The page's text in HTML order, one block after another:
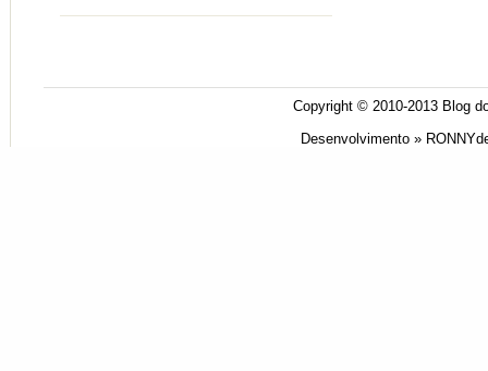
Copyright © 2010-2013 Blog
Desenvolvimento »